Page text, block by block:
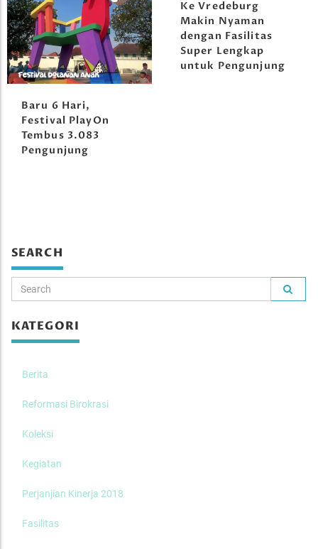
Baru 6 Hari,
Festival PlayOn
Tembus 3.083
Pengunjung
Ke Vredeburg
Makin Nyaman
dengan Fasilitas
Super Lengkap
untuk Pengunjung
SEARCH
KATEGORI
Berita
Reformasi Birokrasi
Koleksi
Kegiatan
Perjanjian Kinerja 2018
Fasilitas